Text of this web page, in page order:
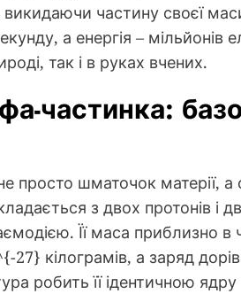
викидаючи частину своєї
а енергія –
так і в руках вчених.
частинка:
просто шматочок матерії,
з двох протонів і
Її маса приблизно
27} кілограмів, а заряд
робить її ідентичною ядру